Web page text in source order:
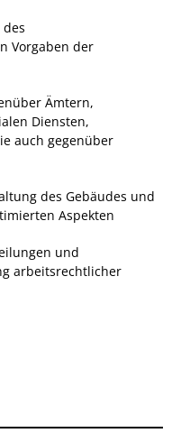
Vorgaben der
Ämtern,
Diensten,
auch gegenüber
des Gebäudes und
Aspekten
und
arbeitsrechtlicher